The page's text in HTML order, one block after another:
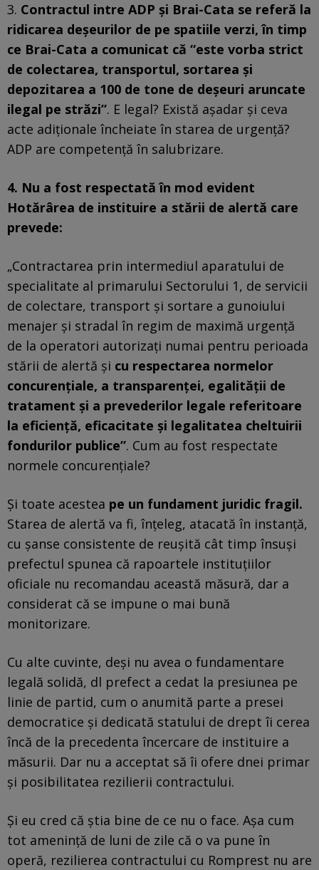
3. Contractul intre ADP și Brai-Cata se referă la
ridicarea deșeurilor de pe spatiile verzi, în timp
ce Brai-Cata a comunicat că “este vorba strict
de colectarea, transportul, sortarea și
depozitarea a 100 de tone de deșeuri aruncate
ilegal pe străzi”. E legal? Există așadar și ceva
acte adiționale încheiate în starea de urgență?
ADP are competență în salubrizare.
4. Nu a fost respectată în mod evident
Hotărârea de instituire a stării de alertă care
prevede:
„Contractarea prin intermediul aparatului de
specialitate al primarului Sectorului 1, de servicii
de colectare, transport şi sortare a gunoiului
menajer şi stradal în regim de maximă urgenţă
de la operatori autorizaţi numai pentru perioada
stării de alertă şi cu respectarea normelor
concurenţiale, a transparenţei, egalităţii de
tratament şi a prevederilor legale referitoare
la eficienţă, eficacitate şi legalitatea cheltuirii
fondurilor publice”. Cum au fost respectate
normele concurențiale?
Și toate acestea pe un fundament juridic fragil.
Starea de alertă va fi, înțeleg, atacată în instanță,
cu șanse consistente de reușită cât timp însuși
prefectul spunea că rapoartele instituțiilor
oficiale nu recomandau această măsură, dar a
considerat că se impune o mai bună
monitorizare.
Cu alte cuvinte, deși nu avea o fundamentare
legală solidă, dl prefect a cedat la presiunea pe
linie de partid, cum o anumită parte a presei
democratice și dedicată statului de drept îi cerea
încă de la precedenta încercare de instituire a
măsurii. Dar nu a acceptat să îi ofere dnei primar
și posibilitatea rezilierii contractului.
Și eu cred că știa bine de ce nu o face. Așa cum
tot amenință de luni de zile că o va pune în
operă, rezilierea contractului cu Romprest nu are